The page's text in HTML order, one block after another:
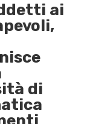
ai
di